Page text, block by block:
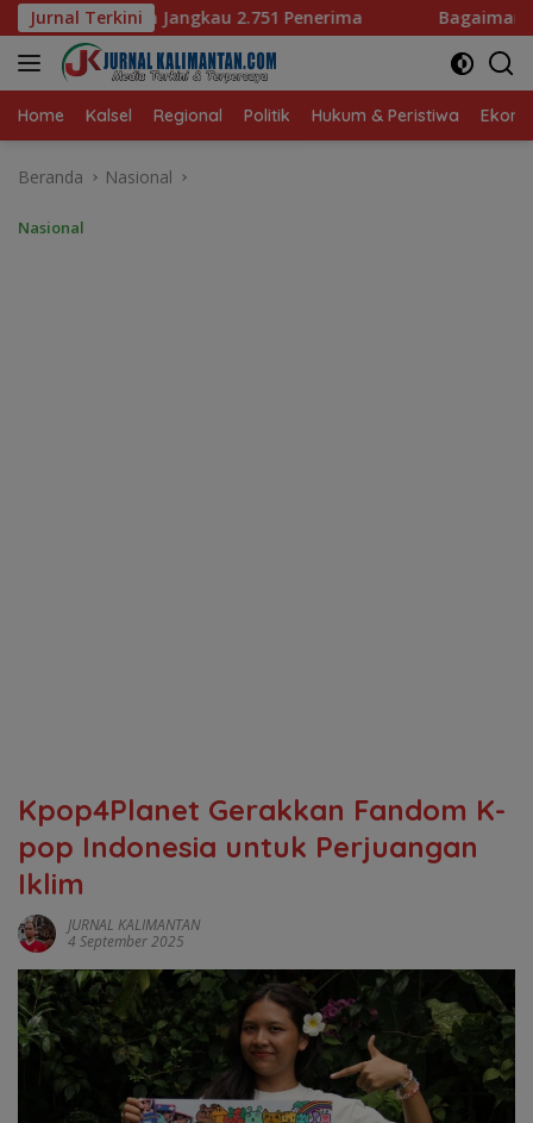
Langsung
ke
konten
Jurnal Terkini
Penerima Bagaimana KIP Hadapi Deepfake dan
Home Kalsel Regional Politik Hukum & Peristiwa
Beranda Nasional
Nasional
Kpop4Planet Gerakkan Fandom K-
pop Indonesia untuk Perjuangan
Iklim
JURNAL KALIMANTAN
4 September 2025